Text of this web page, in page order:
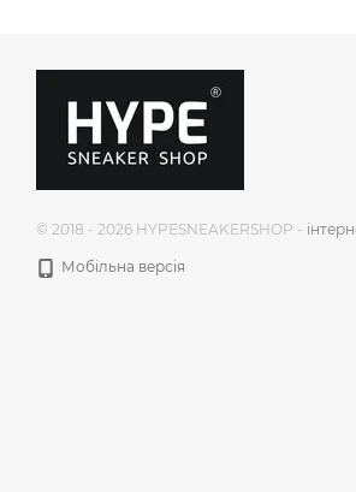
© 2018 - 2026 HYPESNEAKERSHOP -
Мобільна версія